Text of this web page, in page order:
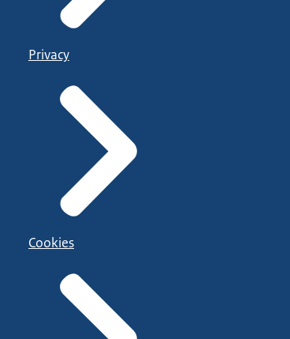
Privacy
Cookies